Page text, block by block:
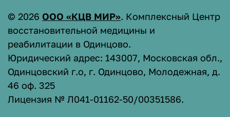
© 2026 ООО «КЦВ МИР». Комплексный Центр
восстановительной медицины и
реабилитации в Одинцово.
Юридический адрес: 143007, Московская обл.,
Одинцовский г.о, г. Одинцово, Молодежная, д.
46 оф. 325
Лицензия № Л041-01162-50/00351586.